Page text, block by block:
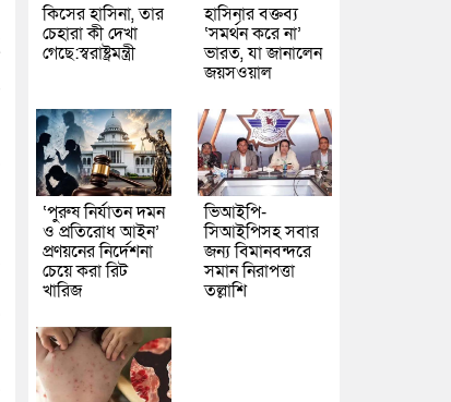
কিসের হাসিনা, তার
চেহারা কী দেখা
গেছে:স্বরাষ্ট্রমন্ত্রী
হাসিনার বক্তব্য
‘সমর্থন করে না’
ভারত, যা জানালেন
জয়সওয়াল
‘পুরুষ নির্যাতন দমন
ও প্রতিরোধ আইন’
প্রণয়নের নির্দেশনা
চেয়ে করা রিট
খারিজ
ভিআইপি-
সিআইপিসহ সবার
জন্য বিমানবন্দরে
সমান নিরাপত্তা
তল্লাশি